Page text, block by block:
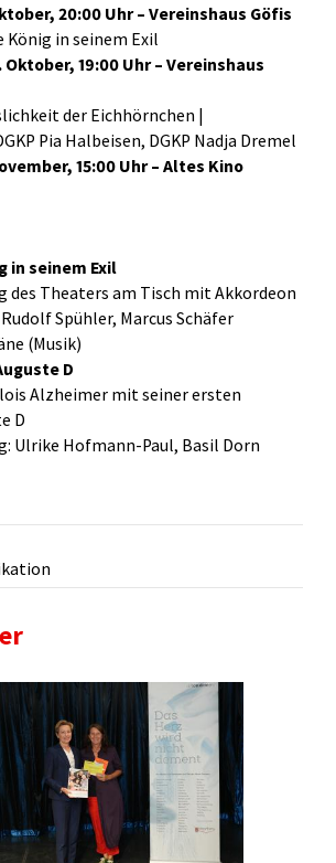
20:00 Uhr – Vereinshaus Göfis
König in seinem Exil
19:00 Uhr – Vereinshaus
der Eichhörnchen |
Pia Halbeisen, DGKP Nadja Dremel
15:00 Uhr – Altes Kino
in seinem Exil
des Theaters am Tisch mit Akkordeon
Spühler, Marcus Schäfer
(Musik)
D
Alzheimer mit seiner ersten
D
Ulrike Hofmann-Paul, Basil Dorn